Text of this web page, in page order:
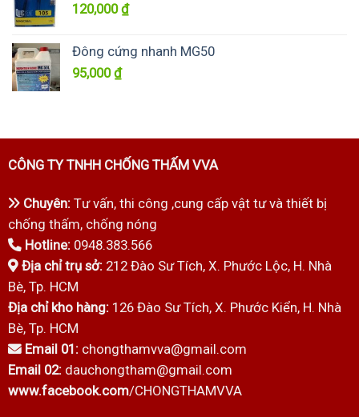
120,000₫
Đông cứng nhanh MG50
95,000₫
CÔNG TY TNHH CHỐNG THẤM VVA
Chuyên:Tư vấn, thi công ,cung cấp vật tư và thiết bị
chống thấm, chống nóng
Hotline:0948.383.566
Địa chỉ trụ sở:212 Đào Sư Tích, X. Phước Lộc, H. Nhà
Bè, Tp. HCM
Địa chỉ kho hàng:126 Đào Sư Tích, X. Phước Kiển, H. Nhà
Bè, Tp. HCM
Email 01:chongthamvva@gmail.com
Email 02:dauchongtham@gmail.com
www.facebook.com/CHONGTHAMVVA